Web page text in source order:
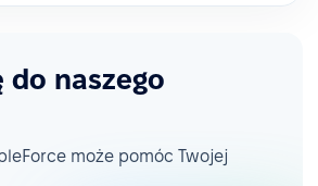
do naszego
może pomóc Twojej